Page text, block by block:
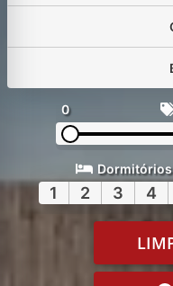
0
Dormitórios
1 2 3 4